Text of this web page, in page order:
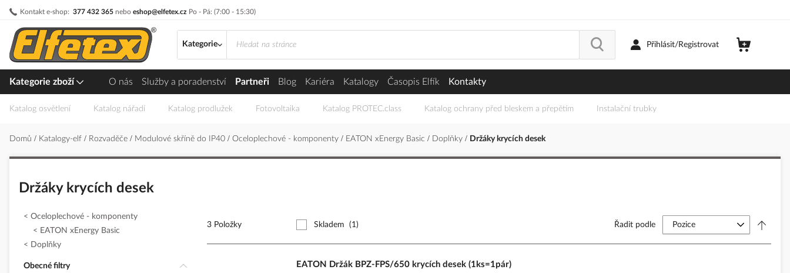
Kontakt e-shop: 377 432 365 nebo eshop@elfetex.cz Po - Pá: (7:00 - 15:30)
Přejít
obsah
Kategorie
Přihlásit/Registrovat
Kategorie zboží O nás Služby a poradenství Partneři Blog Kariéra Katalogy Časopis Elfík Kontakty
Katalog osvětlení Katalog nářadí Katalog prodlužek Fotovoltaika Katalog PROTEC.class Katalog ochrany před bleskem a přepětím Instalační trubky
Domů Katalogy-elf Rozvaděče Modulové skříně do IP40 Oceloplechové - komponenty EATON xEnergy Basic Doplňky Držáky krycích desek
Držáky krycích desek
3 Položky Skladem (1) Řadit podle
EATON Držák BPZ-FPS/650 krycích desek (1ks=1pár)
Oceloplechové - komponenty
EATON xEnergy Basic
Doplňky
Obecné filtry